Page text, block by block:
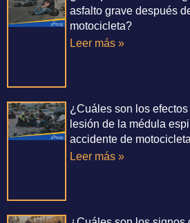
asfalto grave después
motocicleta?
Leer más »
¿Cuáles son los
lesión de la médula
accidente de
Leer más »